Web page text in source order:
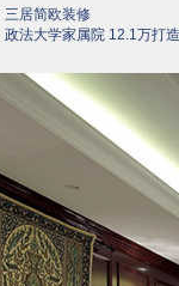
三居简欧装修
政法大学家属院 12.1万打